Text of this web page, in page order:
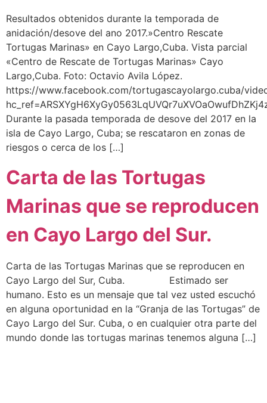
Resultados obtenidos durante la temporada de
anidación/desove del ano 2017.»Centro Rescate
Tortugas Marinas» en Cayo Largo,Cuba. Vista parcial
«Centro de Rescate de Tortugas Marinas» Cayo
Largo,Cuba. Foto: Octavio Avila López.
https://www.facebook.com/tortugascayolargo.cuba/
Durante la pasada temporada de desove del 2017 en la
isla de Cayo Largo, Cuba; se rescataron en zonas de
riesgos o cerca de los […]
Carta de las Tortugas
Marinas que se reproducen
en Cayo Largo del Sur.
Carta de las Tortugas Marinas que se reproducen en
Cayo Largo del Sur, Cuba. Estimado ser
humano. Esto es un mensaje que tal vez usted escuchó
en alguna oportunidad en la “Granja de las Tortugas” de
Cayo Largo del Sur. Cuba, o en cualquier otra parte del
mundo donde las tortugas marinas tenemos alguna […]